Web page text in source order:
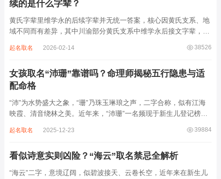
续的是什么字辈？
黄氏字辈里维学永的后续字辈并无统一答案，核心因黄氏支系、地
域不同而有差异，其中川渝部分黄氏支系中维学永后接文字辈，完
某支系的续修字辈，在安岳、岳池一带的黄氏族谱里能明确查到，
38526
起名取名 2026-02-14
女孩取名“沛珊”靠谱吗？命理师揭秘五行隐患与适
配命格
“沛”为水势盛大之象，“珊”乃珠玉琳琅之声，二字合称，似有江海
映霞、清音绕林之美。近年来，“沛珊”一名频现于新生儿登记榜
雅符号，实为命理五行流转之枢纽。一字之选，关乎气场平衡。沛
39884
起名取名 2025-12-23
看似诗意实则凶险？“海云”取名禁忌全解析
“海云”二字，意境辽阔，似碧波接天、云卷长空，近年来在新生儿